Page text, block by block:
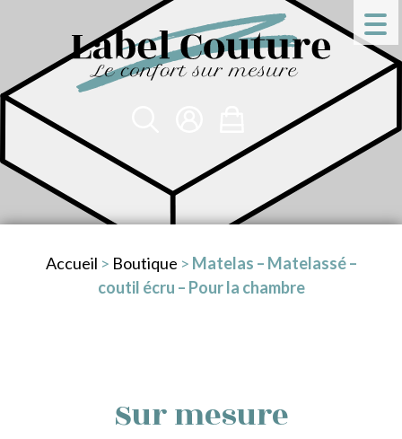
Accueil > Boutique > Matelas – Matelassé –
coutil écru – Pour la chambre
Sur mesure